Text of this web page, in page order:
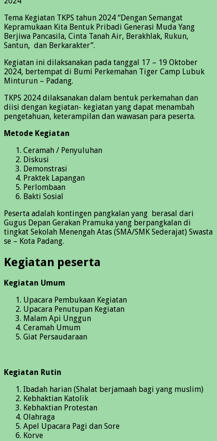
Tema Kegiatan TKPS tahun 2024 “Dengan Semangat
Kepramukaan Kita Bentuk Pribadi Generasi Muda Yang
Berjiwa Pancasila, Cinta Tanah Air, Berakhlak, Rukun,
Santun, dan Berkarakter”.
Kegiatan ini dilaksanakan pada tanggal 17 – 19 Oktober
2024, bertempat di Bumi Perkemahan Tiger Camp Lubuk
Minturun – Padang.
TKPS 2024 dilaksanakan dalam bentuk perkemahan dan
diisi dengan kegiatan- kegiatan yang dapat menambah
pengetahuan, keterampilan dan wawasan para peserta.
Metode Kegiatan
Ceramah / Penyuluhan
Diskusi
Demonstrasi
Praktek Lapangan
Perlombaan
Bakti Sosial
Peserta adalah kontingen pangkalan yang berasal dari
Gugus Depan Gerakan Pramuka yang berpangkalan di
tingkat Sekolah Menengah Atas (SMA/SMK Sederajat) Swasta
se – Kota Padang.
Kegiatan peserta
Kegiatan Umum
Upacara Pembukaan Kegiatan
Upacara Penutupan Kegiatan
Malam Api Unggun
Ceramah Umum
Giat Persaudaraan
Kegiatan Rutin
Ibadah harian (Shalat berjamaah bagi yang muslim)
Kebhaktian Katolik
Kebhaktian Protestan
Olahraga
Apel Upacara Pagi dan Sore
Korve